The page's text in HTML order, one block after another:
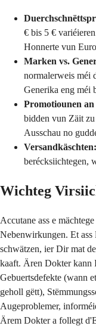
€ bis 5 €
Honnerte vun
Marken vs.
normalerweis méi
Generika eng méi
Promotiounen
bidden vun Zäit
Ausschau no
Versandkäschten:
berécksiichtegen,
Wichteg
Accutane ass e
Nebenwirkungen. Et
schwätzen, ier Dir mat
kaaft. Ären Dokter
Gebuertsdefekte (wann
geholl gëtt),
Augeproblemer,
Ärem Dokter a follegt